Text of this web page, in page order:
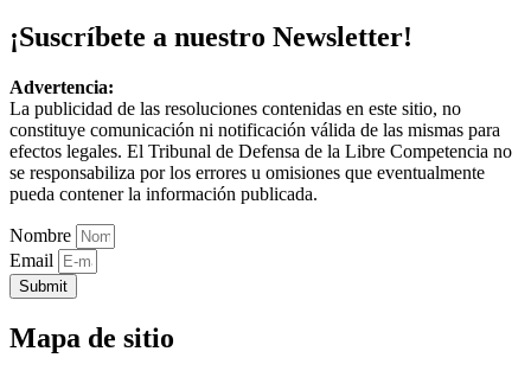
¡Suscríbete a nuestro Newsletter!
Advertencia:
La publicidad de las resoluciones contenidas en este sitio, no
constituye comunicación ni notificación válida de las mismas para
efectos legales. El Tribunal de Defensa de la Libre Competencia no
se responsabiliza por los errores u omisiones que eventualmente
pueda contener la información publicada.
Nombre
Email
Submit
Mapa de sitio